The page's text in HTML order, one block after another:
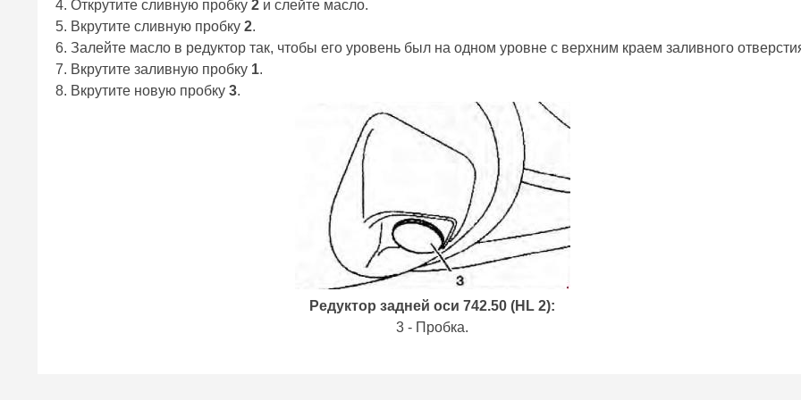
4. Открутите сливную пробку 2 и слейте масло.
5. Вкрутите сливную пробку 2.
6. Залейте масло в редуктор так, чтобы его уровень был на одном уровне с верхним краем заливного
7. Вкрутите заливную пробку 1.
8. Вкрутите новую пробку 3.
Редуктор задней оси 742.50 (HL 2):
3 - Пробка.